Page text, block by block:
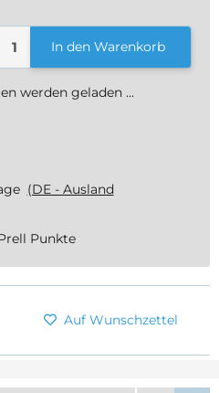
In den Warenkorb
werden geladen ...
(DE - Ausland
Punkte
Auf Wunschzettel